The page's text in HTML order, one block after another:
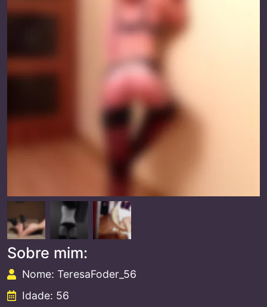
Sobre mim:
Nome: TeresaFoder_56
Idade: 56